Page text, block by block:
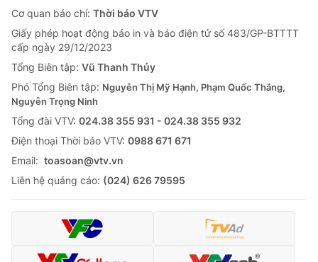
Cơ quan báo chí: Thời báo VTV
Giấy phép hoạt động báo in và báo điện tử số 483/GP-BTTTT
cấp ngày 29/12/2023
Tổng Biên tập: Vũ Thanh Thủy
Phó Tổng Biên tập: Nguyễn Thị Mỹ Hạnh, Phạm Quốc Thắng,
Nguyễn Trọng Ninh
Tổng đài VTV: 024.38 355 931 - 024.38 355 932
Ðiện thoại Thời báo VTV: 0988 671 671
Email: toasoan@vtv.vn
Liên hệ quảng cáo: (024) 626 79595